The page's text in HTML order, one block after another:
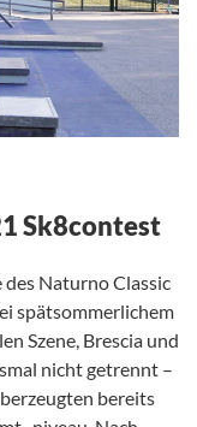
Sk8contest
des Naturno Classic
spätsommerlichem
Szene, Brescia und
nicht getrennt –
bereits